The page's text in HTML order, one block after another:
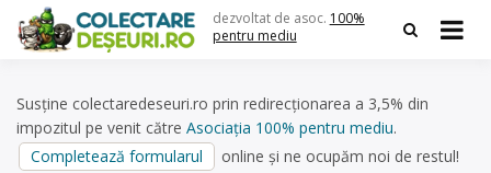
content
dezvoltat de asoc. 100%
pentru mediu
Susține colectaredeseuri.ro prin redirecționarea a 3,5% din
impozitul pe venit către Asociația 100% pentru mediu.
Completează formularul
online și ne ocupăm noi de restul!